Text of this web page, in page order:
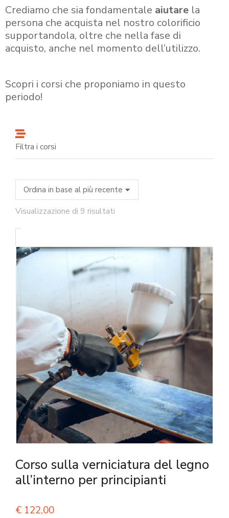
Crediamo che sia fondamentale aiutare la
persona che acquista nel nostro colorificio
supportandola, oltre che nella fase di
acquisto, anche nel momento dell’utilizzo.
Scopri i corsi che proponiamo in questo
periodo!
Filtra i corsi
Visualizzazione di 9 risultati
Corso sulla verniciatura del legno
all’interno per principianti
€ 122,00